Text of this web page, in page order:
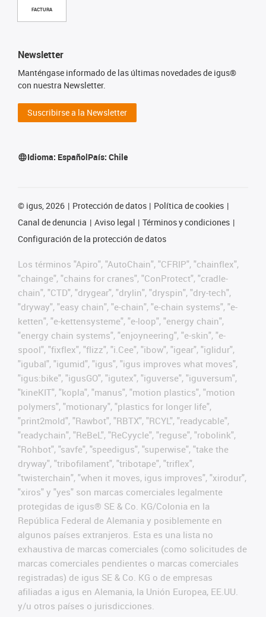
FACTURA
Newsletter
Manténgase informado de las últimas novedades de igus®
con nuestra Newsletter.
Suscribirse a la Newsletter
Idioma: EspañolPaís: Chile
© igus, 2026 Protección de datos
Política de cookies
Canal de denuncia
Aviso legal
Términos y condiciones
Configuración de la protección de datos
Los términos "Apiro", "AutoChain", "CFRIP", "chainflex",
"chainge", "chains for cranes", "ConProtect", "cradle-
chain", "CTD", "drygear", "drylin", "dryspin", "dry-tech",
"dryway", "easy chain", "e-chain", "e-chain systems", "e-
ketten", "e-kettensysteme", "e-loop", "energy chain",
"energy chain systems", "enjoyneering", "e-skin", "e-
spool", "fixflex", "flizz", "i.Cee", "ibow", "igear", "iglidur",
"igubal", "igumid", "igus", "igus improves what moves",
"igus:bike", "igusGO", "igutex", "iguverse", "iguversum",
"kineKIT", "kopla", "manus", "motion plastics", "motion
polymers", "motionary", "plastics for longer life",
"print2mold", "Rawbot", "RBTX", "RCYL", "readycable",
"readychain", "ReBeL", "ReCyycle", "reguse", "robolink",
"Rohbot", "savfe", "speedigus", "superwise", "take the
dryway", "tribofilament", "tribotape", "triflex",
"twisterchain", "when it moves, igus improves", "xirodur",
"xiros" y "yes" son marcas comerciales legalmente
protegidas de igus® SE & Co. KG/Colonia en la
República Federal de Alemania y posiblemente en
algunos países extranjeros. Esta es una lista no
exhaustiva de marcas comerciales (como solicitudes de
marcas comerciales pendientes o marcas comerciales
registradas) de igus SE & Co. KG o de empresas
afiliadas a igus en Alemania, la Unión Europea, EE.UU.
y/u otros países o jurisdicciones.